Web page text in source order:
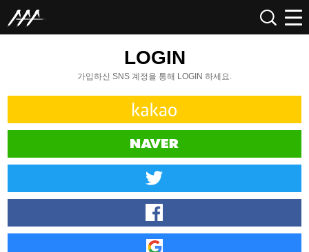
LOGIN
가입하신 SNS 계정을 통해 LOGIN 하세요.